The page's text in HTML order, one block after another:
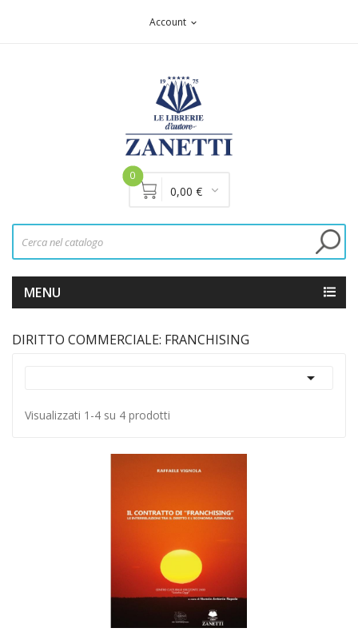
Account expand_more
0
0,00 €
MENU
DIRITTO COMMERCIALE: FRANCHISING

Visualizzati 1-4 su 4 prodotti